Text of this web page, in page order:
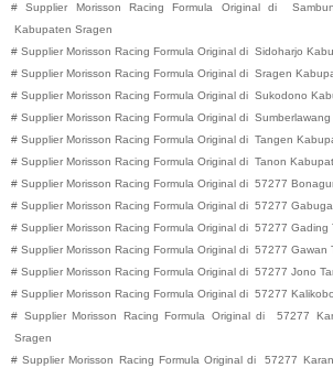
#
Supplier Morisson Racing Formula Original di
Kabupaten Sragen
# Supplier Morisson Racing Formula Original di Sidoharjo
# Supplier Morisson Racing Formula Original di Sragen
# Supplier Morisson Racing Formula Original di Sukodono
# Supplier Morisson Racing Formula Original di Sumberlawang
# Supplier Morisson Racing Formula Original di Tangen
# Supplier Morisson Racing Formula Original di Tanon
# Supplier Morisson Racing Formula Original di 57277
# Supplier Morisson Racing Formula Original di 57277
# Supplier Morisson Racing Formula Original di 57277 Gading
# Supplier Morisson Racing Formula Original di 57277 Gawan
# Supplier Morisson Racing Formula Original di 57277 Jono
# Supplier Morisson Racing Formula Original di 57277
# Supplier Morisson Racing Formula Original di 57277
Sragen
# Supplier Morisson Racing Formula Original di 57277